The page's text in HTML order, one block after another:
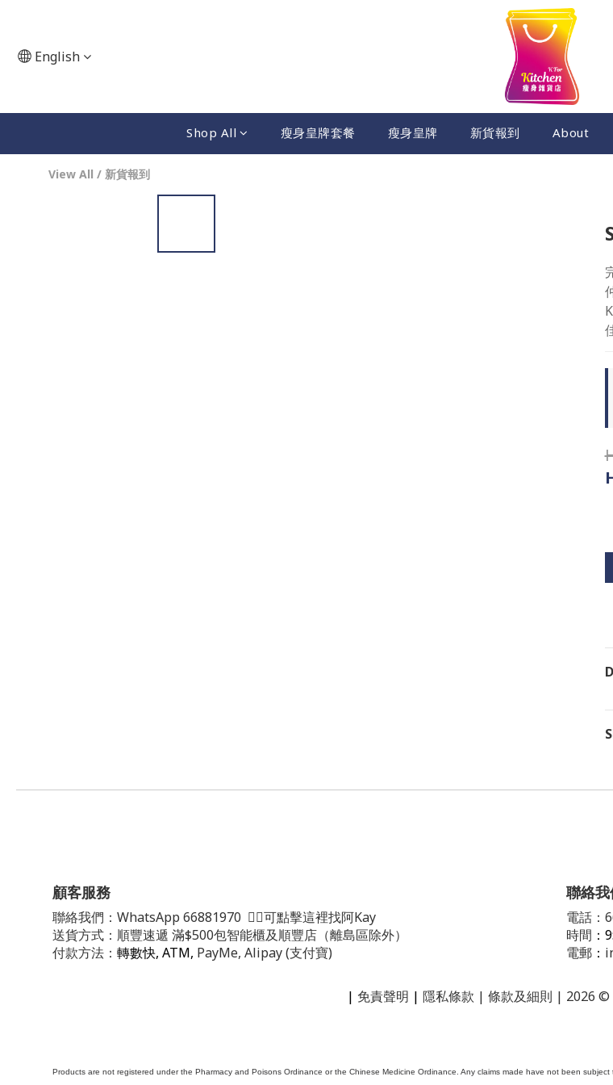
English
Shop All 瘦身皇牌套餐 瘦身皇牌 新貨報到 About
View All / 新貨報到
顧客服務
聯絡我們： WhatsApp 66881970 👈🏻可點擊這裡找阿Kay
送貨方式：順豐速遞 滿$500包智能櫃及順豐店（離島區除外）
付款方法： 轉數快, ATM, PayMe, Alipay (支付寶)
聯絡
電話：
時間 ：
電郵 ：
| 免責聲明 | 隱私條款 | 條款及細則 | 2026
Products are not registered under the Pharmacy and Poisons Ordinance or the Chinese Medicine Ordinance. Any claims made have not been